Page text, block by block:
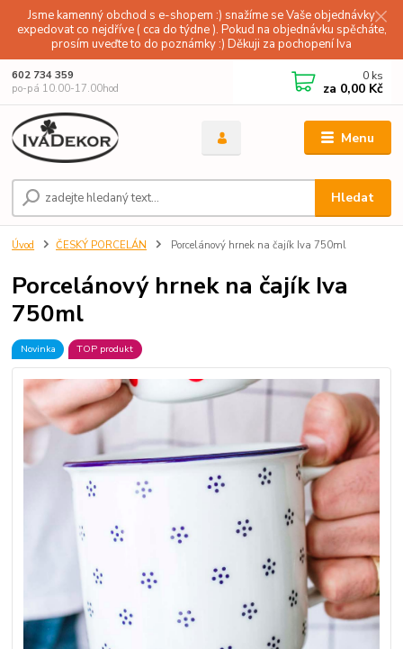
Jsme kamenný obchod s e-shopem :) snažíme se Vaše objednávky
expedovat co nejdříve ( cca do týdne ). Pokud na objednávku spěcháte,
prosím uveďte to do poznámky :) Děkuji za pochopení Iva
Menu
Hledat
602 734 359
po-pá 10.00-17.00hod
0 ks
za 0,00 Kč
Úvod ČESKÝ PORCELÁN Porcelánový hrnek na čajík Iva 750ml
Porcelánový hrnek na čajík Iva
750ml
Novinka TOP produkt